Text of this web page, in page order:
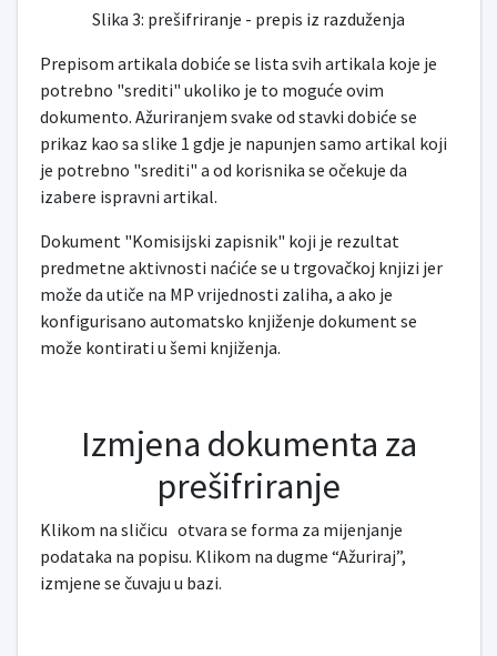
Slika 3: prešifriranje - prepis iz razduženja
Prepisom artikala dobiće se lista svih artikala koje je
potrebno "srediti" ukoliko je to moguće ovim
dokumento. Ažuriranjem svake od stavki dobiće se
prikaz kao sa slike 1 gdje je napunjen samo artikal koji
je potrebno "srediti" a od korisnika se očekuje da
izabere ispravni artikal.
Dokument "Komisijski zapisnik" koji je rezultat
predmetne aktivnosti naćiće se u trgovačkoj knjizi jer
može da utiče na MP vrijednosti zaliha, a ako je
konfigurisano automatsko knjiženje dokument se
može kontirati u šemi knjiženja.
Izmjena dokumenta za
prešifriranje
Klikom na sličicu otvara se forma za mijenjanje
podataka na popisu. Klikom na dugme “Ažuriraj”,
izmjene se čuvaju u bazi.